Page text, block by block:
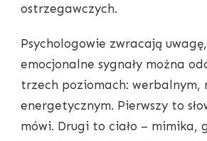
ostrzegawczych.
Psychologowie zwracają
emocjonalne sygnały można
trzech poziomach: werbalnym,
energetycznym. Pierwszy to
mówi. Drugi to ciało – mimika,